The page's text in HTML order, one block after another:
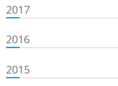
2017
2016
2015